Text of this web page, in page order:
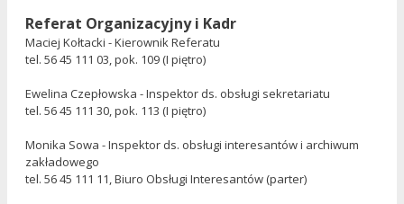
Referat Organizacyjny i Kadr
Maciej Kołtacki - Kierownik Referatu
tel. 56 45 111 03, pok. 109 (I piętro)
Ewelina Czepłowska - Inspektor ds. obsługi sekretariatu
tel. 56 45 111 30, pok. 113 (I piętro)
Monika Sowa - Inspektor ds. obsługi interesantów i archiwum
zakładowego
tel. 56 45 111 11, Biuro Obsługi Interesantów (parter)